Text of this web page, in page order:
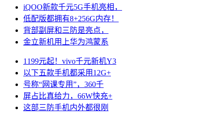
iQOO新款千元5G手机亮相，
低配版都拥有8+256G内存！
背部副屏和三防是亮点，
金立新机用上华为鸿蒙系
1199元起！vivo千元新机Y3
以下五款手机都采用12G+
号称“网课专用”，360千
屏占比真给力，66W快充+
这部三防手机内外都很刚